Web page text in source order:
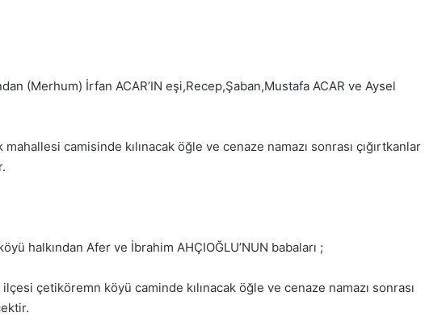
(Merhum) İrfan ACAR’IN eşi,Recep,Şaban,Mustafa ACAR ve Aysel
camisinde kılınacak öğle ve cenaze namazı sonrası çığırtkanlar
halkından Afer ve İbrahim AHÇIOĞLU’NUN babaları ;
çetiköremn köyü caminde kılınacak öğle ve cenaze namazı sonrası